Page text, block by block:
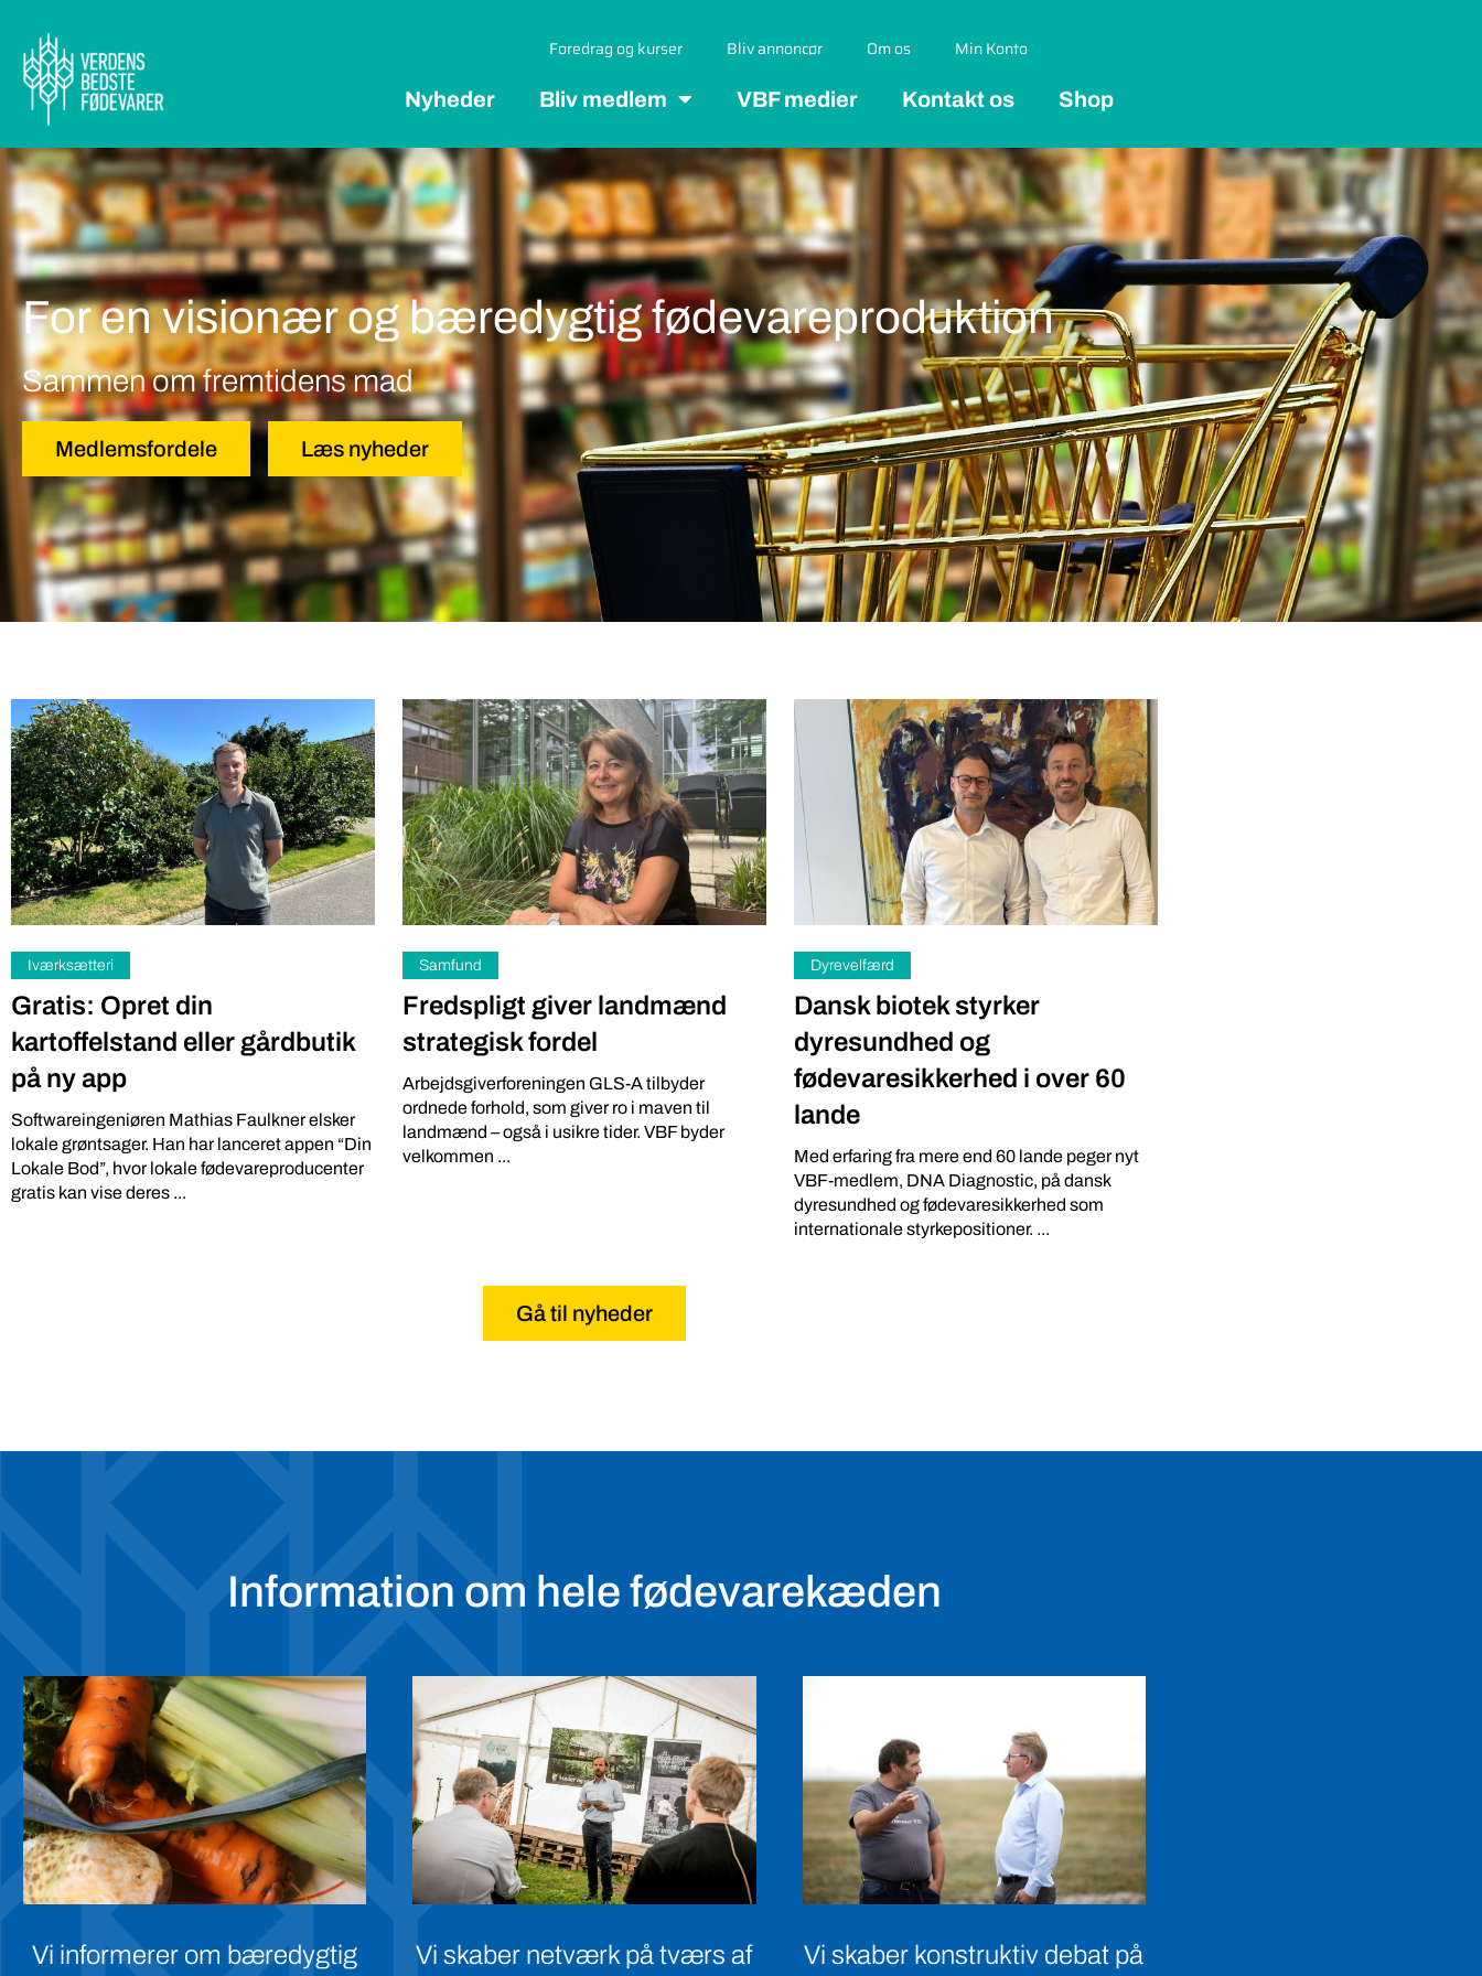
Foredrag og kurser Bliv annoncør Om os Min Konto
Nyheder Bliv medlem VBF medier Kontakt os Shop
For en visionær og bæredygtig fødevareproduktion
Sammen om fremtidens mad
Medlemsfordele Læs nyheder
Iværksætteri
Gratis: Opret din
kartoffelstand eller gårdbutik
på ny app
Softwareingeniøren Mathias Faulkner elsker
lokale grøntsager. Han har lanceret appen “Din
Lokale Bod”, hvor lokale fødevareproducenter
gratis kan vise deres ...
Samfund
Fredspligt giver landmænd
strategisk fordel
Arbejdsgiverforeningen GLS-A tilbyder
ordnede forhold, som giver ro i maven til
landmænd – også i usikre tider. VBF byder
velkommen ...
Dyrevelfærd
Dansk biotek styrker
dyresundhed og
fødevaresikkerhed i over 60
lande
Med erfaring fra mere end 60 lande peger nyt
VBF-medlem, DNA Diagnostic, på dansk
dyresundhed og fødevaresikkerhed som
internationale styrkepositioner. ...
Gå til nyheder
Information om hele fødevarekæden
Vi informerer om bæredygtig
Vi skaber netværk på tværs af
Vi skaber konstruktiv debat på